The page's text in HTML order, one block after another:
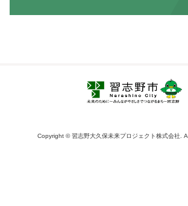
Copyright © 習志野大久保未来プロジェクト株式会社.